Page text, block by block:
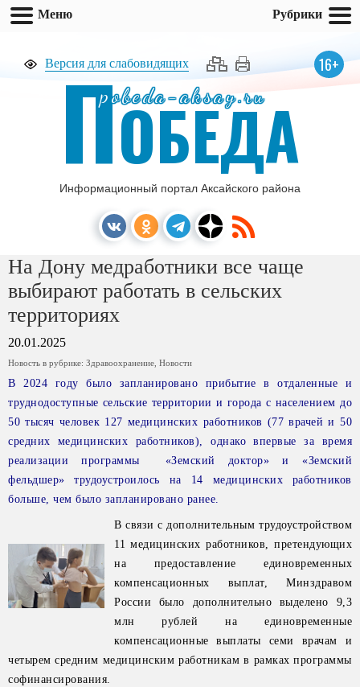
Версия для слабовидящих 16+
pobeda-aksay.ru
ПОБЕДА
Информационный портал Аксайского района
На Дону медработники все чаще
выбирают работать в сельских
территориях
20.01.2025
Новость в рубрике: Здравоохранение Новости
В 2024 году было запланировано прибытие в отдаленные и
труднодоступные сельские территории и города с населением до
50 тысяч человек 127 медицинских работников (77 врачей и 50
средних медицинских работников), однако впервые за время
реализации программы «Земский доктор» и «Земский
фельдшер» трудоустроилось на 14 медицинских работников
больше, чем было запланировано ранее.
В связи с дополнительным трудоустройством
11 медицинских работников, претендующих
на предоставление единовременных
компенсационных выплат, Минздравом
России было дополнительно выделено 9,3
млн рублей на единовременные
компенсационные выплаты семи врачам и
четырем средним медицинским работникам в рамках программы
софинансирования.
Меню Рубрики